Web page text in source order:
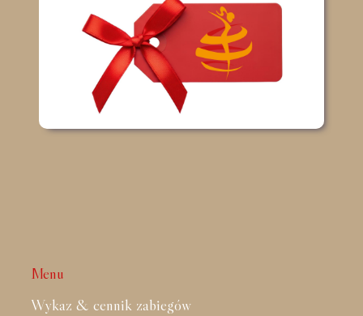
Menu
Wykaz & cennik zabiegów